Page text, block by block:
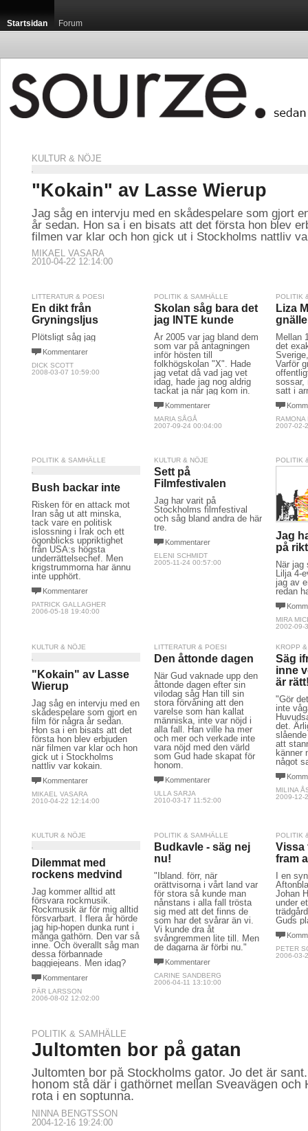
Startsidan Forum
KULTUR & NÖJE
"Kokain" av Lasse Wierup
Jag såg en intervju med en skådespelare som gjort
år sedan. Hon sa i en bisats att det första hon blev
filmen var klar och hon gick ut i Stockholms nattliv
MIKAEL VASARA
2010-04-22 12:14:00
LITTERATUR & POESI
En dikt från
Gryningsljus
Plötsligt såg jag
Kommentarer
DICK SCOTT
2008-03-07 10:59:00
POLITIK & SAMHÄLLE
Skolan såg bara det
jag INTE kunde
År 2005 var jag bland dem
som var på antagningen
inför hösten till
folkhögskolan "X". Hade
jag vetat då vad jag vet
idag, hade jag nog aldrig
tackat ja när jag kom in.
Kommentarer
MARIA SÅGÅ
2007-09-24 00:04:00
POLITIK
Liza
Mellan
det
Varför
sossar,
satt i
RAMONA
2007-02-
POLITIK & SAMHÄLLE
Bush backar inte
Risken för en attack mot
Iran såg ut att minska,
tack vare en politisk
islossning i Irak och ett
ögonblicks uppriktighet
från USA:s högsta
underrättelsechef. Men
krigstrummorna har ännu
inte upphört.
Kommentarer
PATRICK GALLAGHER
2006-05-18 19:40:00
KULTUR & NÖJE
Sett på
Filmfestivalen
Jag har varit på
Stockholms filmfestival
och såg bland andra de här
tre.
Kommentarer
ELENI SCHMIDT
2005-11-24 00:57:00
POLITIK
Jag
på
När jag
Lilja 4-
jag av
redan
MIRA
2002-09-
KULTUR & NÖJE
"Kokain" av Lasse
Wierup
Jag såg en intervju med en
skådespelare som gjort en
film för några år sedan.
Hon sa i en bisats att det
första hon blev erbjuden
när filmen var klar och hon
gick ut i Stockholms
nattliv var kokain.
Kommentarer
MIKAEL VASARA
2010-04-22 12:14:00
LITTERATUR & POESI
Den åttonde dagen
När Gud vaknade upp den
åttonde dagen efter sin
vilodag såg Han till sin
stora förvåning att den
varelse som han kallat
människa, inte var nöjd i
alla fall. Han ville ha mer
och mer och verkade inte
vara nöjd med den värld
som Gud hade skapat för
honom.
Kommentarer
ULLA SARJA
2010-03-17 11:52:00
KROPP
Säg
inne
är
"Gör
inte
det.
att
känner
något
MILINA
2009-12-
KULTUR & NÖJE
Dilemmat med
rockens medvind
Jag kommer alltid att
försvara rockmusik.
Rockmusik är för mig alltid
försvarbart. I flera år hörde
jag hip-hopen dunka runt i
många gathörn. Den var så
inne. Och överallt såg man
dessa förbannade
baggiejeans. Men idag?
Kommentarer
PÄR LARSSON
2006-08-02 12:02:00
POLITIK & SAMHÄLLE
Budkavle - säg nej
nu!
"Ibland. förr, när
orättvisorna i vårt land var
för stora så kunde man
nånstans i alla fall trösta
sig med att det finns de
som har det svårar än vi.
Vi kunde dra åt
svångremmen lite till. Men
de dagarna är förbi nu."
Kommentarer
CARINE SANDBERG
2006-04-11 13:10:00
POLITIK
Vissa
fram
I en
Johan
under
Guds
PETER
2006-03-
POLITIK & SAMHÄLLE
Jultomten bor på gatan
Jultomten bor på Stockholms gator. Jo det är
honom stå där i gathörnet mellan Sveavägen och
rota i en soptunna.
NINNA BENGTSSON
2004-12-16 19:24:00